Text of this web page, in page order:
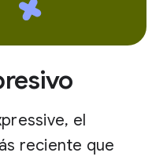
el
reciente que